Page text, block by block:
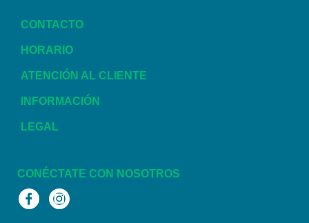
CONTACTO
HORARIO
ATENCIÓN AL CLIENTE
INFORMACIÓN
LEGAL
CONÉCTATE CON NOSOTROS
FacebookInstagram